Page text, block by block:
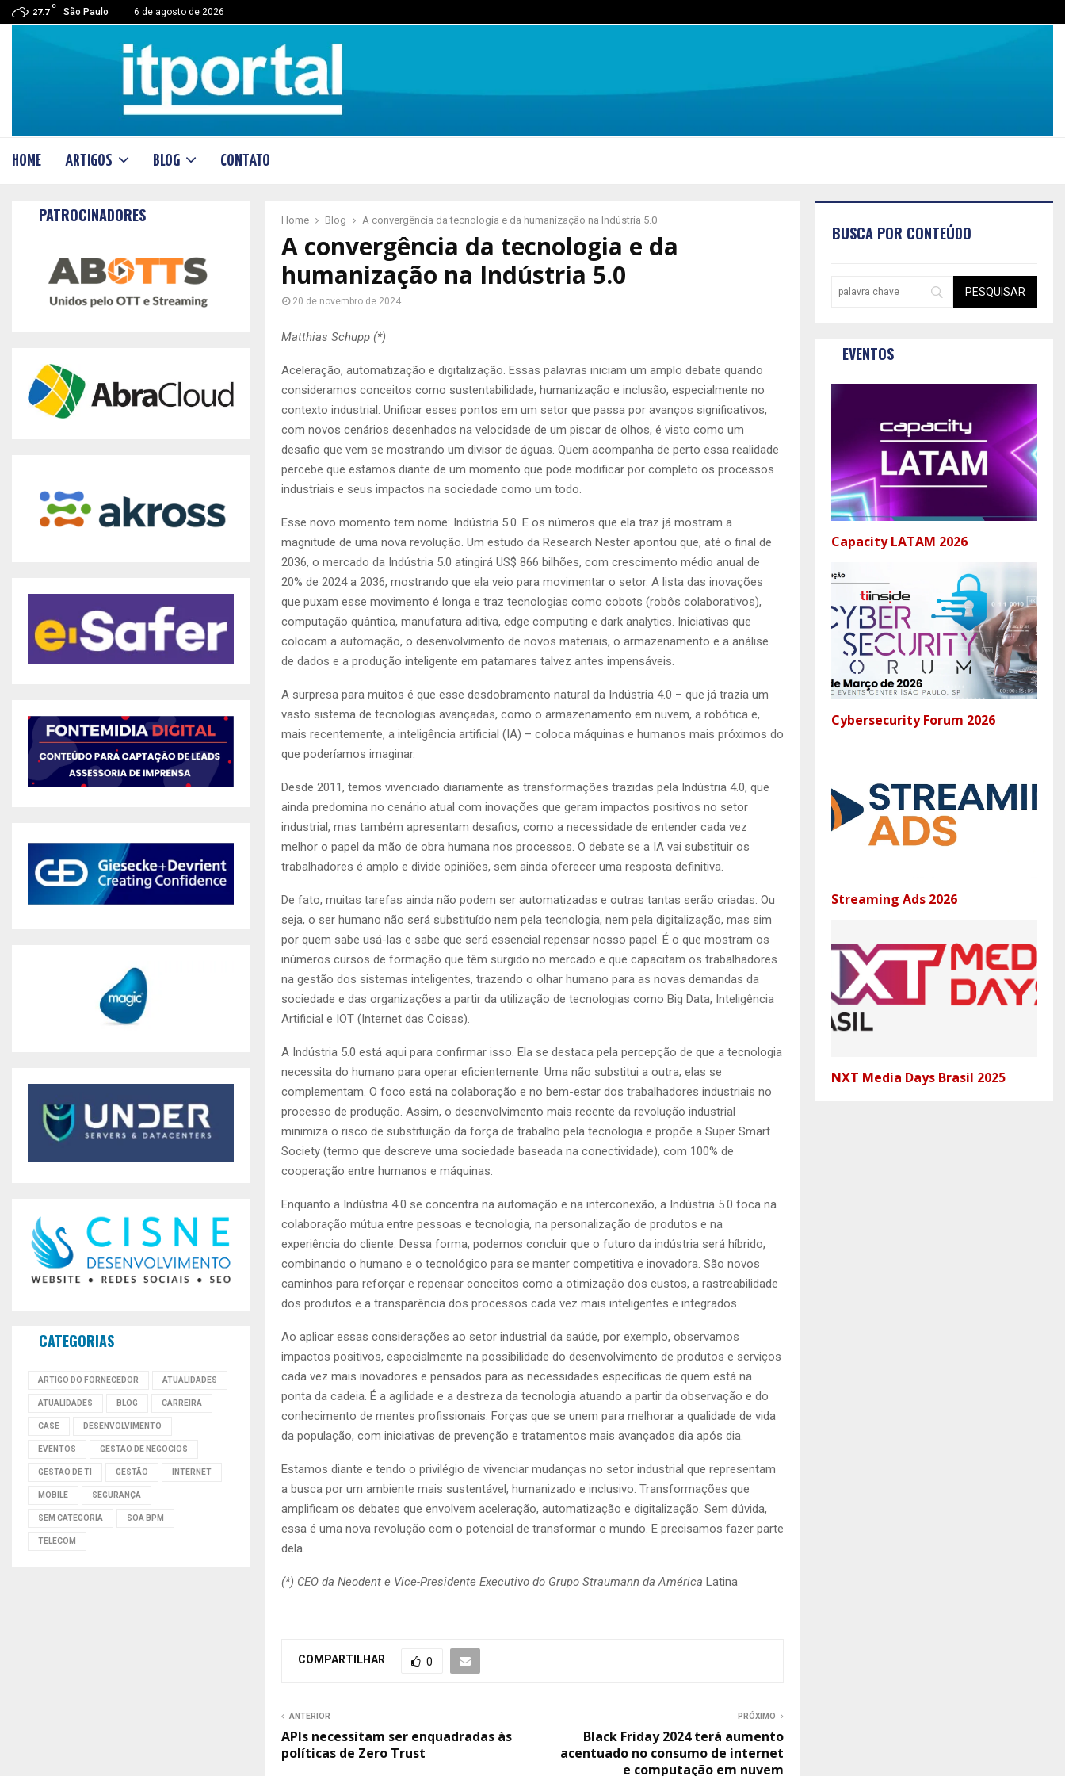
27.7
C
São Paulo 6 de agosto de 2026
HOME ARTIGOS BLOG CONTATO
Home Blog A convergência da tecnologia e da humanização na Indústria 5.0
A convergência da tecnologia e da
humanização na Indústria 5.0
20 de novembro de 2024
Matthias Schupp (*)
Aceleração, automatização e digitalização. Essas palavras iniciam um amplo debate quando
consideramos conceitos como sustentabilidade, humanização e inclusão, especialmente no
contexto industrial. Unificar esses pontos em um setor que passa por avanços significativos,
com novos cenários desenhados na velocidade de um piscar de olhos, é visto como um
desafio que vem se mostrando um divisor de águas. Quem acompanha de perto essa realidade
percebe que estamos diante de um momento que pode modificar por completo os processos
industriais e seus impactos na sociedade como um todo.
Esse novo momento tem nome: Indústria 5.0. E os números que ela traz já mostram a
magnitude de uma nova revolução. Um estudo da Research Nester apontou que, até o final de
2036, o mercado da Indústria 5.0 atingirá US$ 866 bilhões, com crescimento médio anual de
20% de 2024 a 2036, mostrando que ela veio para movimentar o setor. A lista das inovações
que puxam esse movimento é longa e traz tecnologias como cobots (robôs colaborativos),
computação quântica, manufatura aditiva, edge computing e dark analytics. Iniciativas que
colocam a automação, o desenvolvimento de novos materiais, o armazenamento e a análise
de dados e a produção inteligente em patamares talvez antes impensáveis.
A surpresa para muitos é que esse desdobramento natural da Indústria 4.0 – que já trazia um
vasto sistema de tecnologias avançadas, como o armazenamento em nuvem, a robótica e,
mais recentemente, a inteligência artificial (IA) – coloca máquinas e humanos mais próximos do
que poderíamos imaginar.
Desde 2011, temos vivenciado diariamente as transformações trazidas pela Indústria 4.0, que
ainda predomina no cenário atual com inovações que geram impactos positivos no setor
industrial, mas também apresentam desafios, como a necessidade de entender cada vez
melhor o papel da mão de obra humana nos processos. O debate se a IA vai substituir os
trabalhadores é amplo e divide opiniões, sem ainda oferecer uma resposta definitiva.
De fato, muitas tarefas ainda não podem ser automatizadas e outras tantas serão criadas. Ou
seja, o ser humano não será substituído nem pela tecnologia, nem pela digitalização, mas sim
por quem sabe usá-las e sabe que será essencial repensar nosso papel. É o que mostram os
inúmeros cursos de formação que têm surgido no mercado e que capacitam os trabalhadores
na gestão dos sistemas inteligentes, trazendo o olhar humano para as novas demandas da
sociedade e das organizações a partir da utilização de tecnologias como Big Data, Inteligência
Artificial e IOT (Internet das Coisas).
A Indústria 5.0 está aqui para confirmar isso. Ela se destaca pela percepção de que a tecnologia
necessita do humano para operar eficientemente. Uma não substitui a outra; elas se
complementam. O foco está na colaboração e no bem-estar dos trabalhadores industriais no
processo de produção. Assim, o desenvolvimento mais recente da revolução industrial
minimiza o risco de substituição da força de trabalho pela tecnologia e propõe a Super Smart
Society (termo que descreve uma sociedade baseada na conectividade), com 100% de
cooperação entre humanos e máquinas.
Enquanto a Indústria 4.0 se concentra na automação e na interconexão, a Indústria 5.0 foca na
colaboração mútua entre pessoas e tecnologia, na personalização de produtos e na
experiência do cliente. Dessa forma, podemos concluir que o futuro da indústria será híbrido,
combinando o humano e o tecnológico para se manter competitiva e inovadora. São novos
caminhos para reforçar e repensar conceitos como a otimização dos custos, a rastreabilidade
dos produtos e a transparência dos processos cada vez mais inteligentes e integrados.
Ao aplicar essas considerações ao setor industrial da saúde, por exemplo, observamos
impactos positivos, especialmente na possibilidade do desenvolvimento de produtos e serviços
cada vez mais inovadores e pensados para as necessidades específicas de quem está na
ponta da cadeia. É a agilidade e a destreza da tecnologia atuando a partir da observação e do
conhecimento de mentes profissionais. Forças que se unem para melhorar a qualidade de vida
da população, com iniciativas de prevenção e tratamentos mais avançados dia após dia.
Estamos diante e tendo o privilégio de vivenciar mudanças no setor industrial que representam
a busca por um ambiente mais sustentável, humanizado e inclusivo. Transformações que
amplificam os debates que envolvem aceleração, automatização e digitalização. Sem dúvida,
essa é uma nova revolução com o potencial de transformar o mundo. E precisamos fazer parte
dela.
(*) CEO da Neodent e Vice-Presidente Executivo do Grupo Straumann da América Latina
COMPARTILHAR 0
ANTERIOR
APIs necessitam ser enquadradas às
políticas de Zero Trust
PRÓXIMO
Black Friday 2024 terá aumento
acentuado no consumo de internet
e computação em nuvem
PATROCINADORES
CATEGORIAS
ARTIGO DO FORNECEDOR ATUALIDADES
ATUALIDADES BLOG CARREIRA
CASE DESENVOLVIMENTO
EVENTOS GESTAO DE NEGOCIOS
GESTAO DE TI GESTÃO INTERNET
MOBILE SEGURANÇA
SEM CATEGORIA SOA BPM
TELECOM
BUSCA POR CONTEÚDO
EVENTOS
Capacity LATAM 2026
Cybersecurity Forum 2026
Streaming Ads 2026
NXT Media Days Brasil 2025